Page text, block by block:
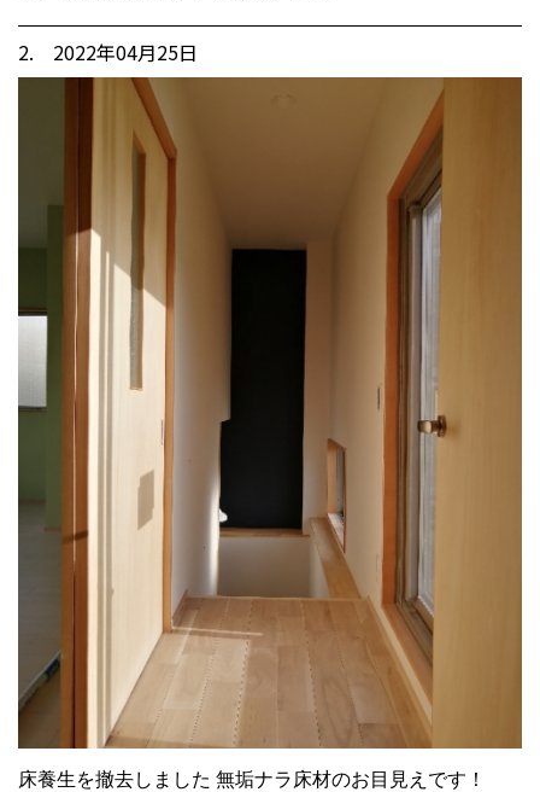
2. 2022年04月25日
床養生を撤去しました 無垢ナラ床材のお目見えです！